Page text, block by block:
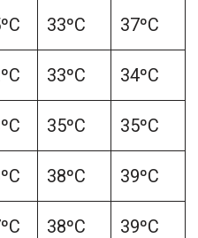
33ºC 37ºC
33ºC 34ºC
35ºC 35ºC
38ºC 39ºC
38ºC 39ºC